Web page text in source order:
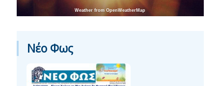
Weather from OpenWeatherMap
Νέο Φως